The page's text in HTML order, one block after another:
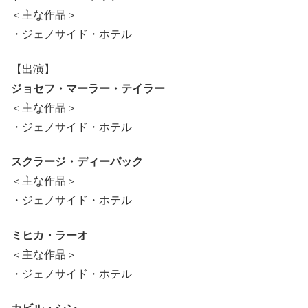
＜主な作品＞
・ジェノサイド・ホテル
【出演】
ジョセフ・マーラー・テイラー
＜主な作品＞
・ジェノサイド・ホテル
スクラージ・ディーパック
＜主な作品＞
・ジェノサイド・ホテル
ミヒカ・ラーオ
＜主な作品＞
・ジェノサイド・ホテル